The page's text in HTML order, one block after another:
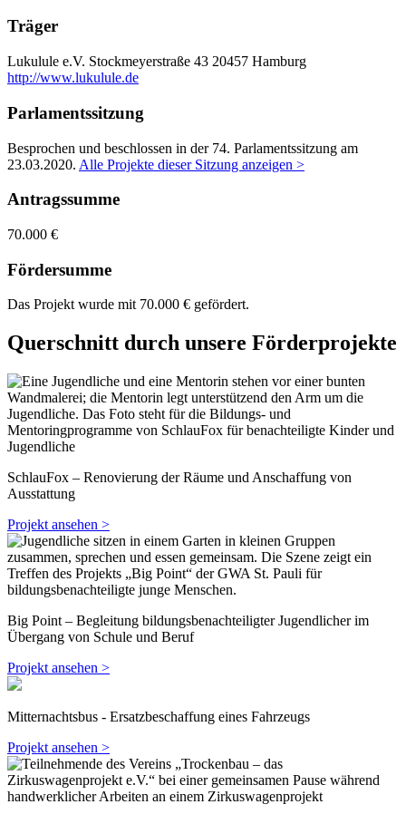
Träger
Lukulule e.V. Stockmeyerstraße 43 20457 Hamburg
http://www.lukulule.de
Parlamentssitzung
Besprochen und beschlossen in der 74. Parlamentssitzung am
23.03.2020. Alle Projekte dieser Sitzung anzeigen >
Antragssumme
70.000 €
Fördersumme
Das Projekt wurde mit 70.000 € gefördert.
Querschnitt durch unsere Förderprojekte
SchlauFox – Renovierung der Räume und Anschaffung von
Ausstattung
Projekt ansehen >
Big Point – Begleitung bildungsbenachteiligter Jugendlicher im
Übergang von Schule und Beruf
Projekt ansehen >
Mitternachtsbus - Ersatzbeschaffung eines Fahrzeugs
Projekt ansehen >